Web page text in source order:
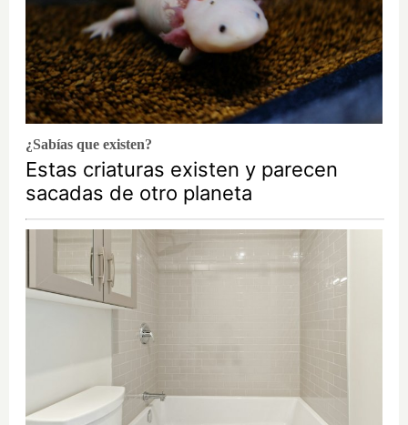
¿Sabías que existen?
Estas criaturas existen y parecen
sacadas de otro planeta